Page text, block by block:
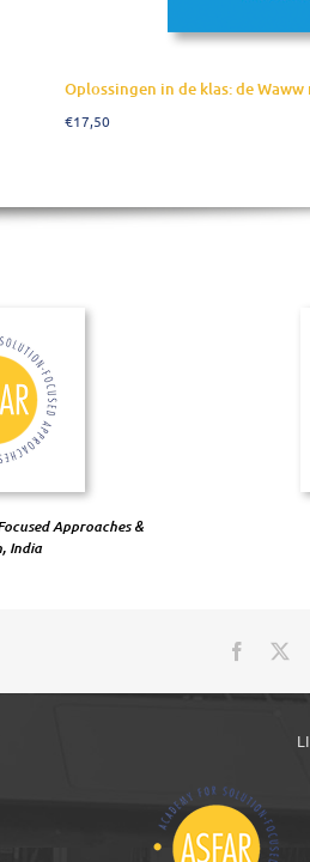
Oplossingen in de klas: de
€17,50
Approaches &
India